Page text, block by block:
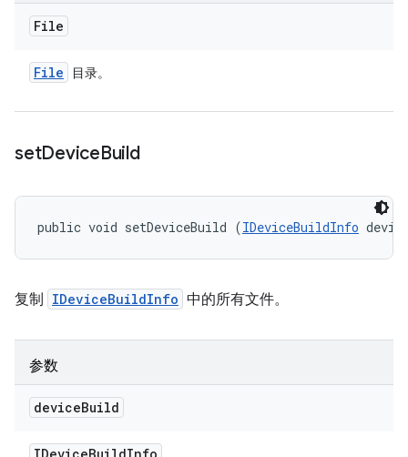
File
File 目录。
setDeviceBuild
public void setDeviceBuild (IDeviceBuildInfo
复制 IDeviceBuildInfo 中的所有文件。
参数
deviceBuild